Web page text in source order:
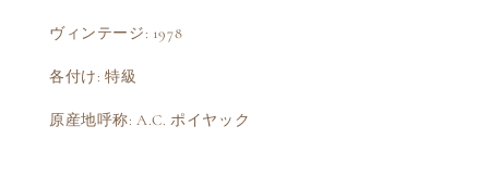
ヴィンテージ: 1978
各付け: 特級
原産地呼称: A.C. ポイヤック